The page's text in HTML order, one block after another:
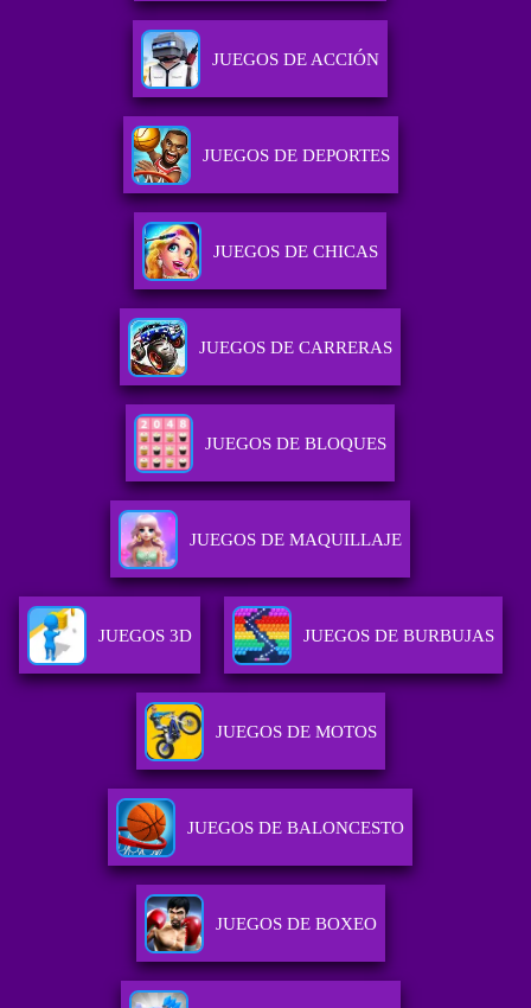
JUEGOS DE ACCIÓN
JUEGOS DE DEPORTES
JUEGOS DE CHICAS
JUEGOS DE CARRERAS
JUEGOS DE BLOQUES
JUEGOS DE MAQUILLAJE
JUEGOS 3D JUEGOS DE BURBUJAS
JUEGOS DE MOTOS
JUEGOS DE BALONCESTO
JUEGOS DE BOXEO